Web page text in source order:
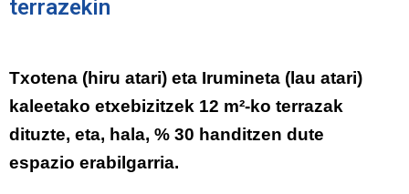
terrazekin
Txotena (hiru atari) eta Irumineta (lau atari)
kaleetako etxebizitzek 12 m²-ko terrazak
dituzte, eta, hala, % 30 handitzen dute
espazio erabilgarria.